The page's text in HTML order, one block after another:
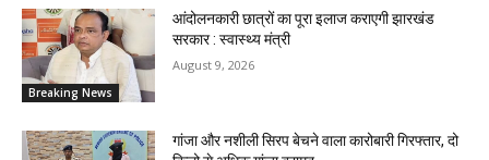
Breaking News
आंदोलनकारी छात्रों का पूरा इलाज कराएगी झारखंड
सरकार : स्वास्थ्य मंत्री
August 9, 2026
गांजा और नशीली सिरप बेचने वाला कारोबारी गिरफ्तार, दो